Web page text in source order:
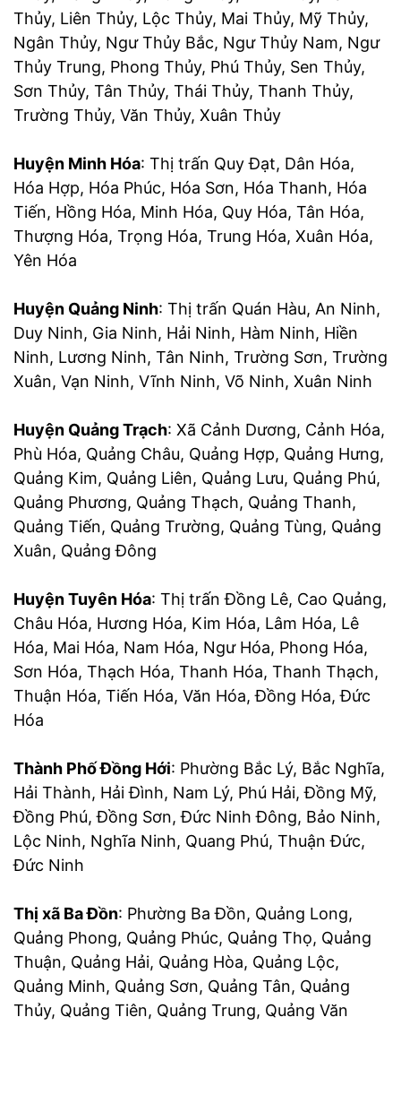
Thủy, Liên Thủy, Lộc Thủy, Mai Thủy, Mỹ Thủy,
Ngân Thủy, Ngư Thủy Bắc, Ngư Thủy Nam, Ngư
Thủy Trung, Phong Thủy, Phú Thủy, Sen Thủy,
Sơn Thủy, Tân Thủy, Thái Thủy, Thanh Thủy,
Trường Thủy, Văn Thủy, Xuân Thủy
Huyện Minh Hóa: Thị trấn Quy Đạt, Dân Hóa,
Hóa Hợp, Hóa Phúc, Hóa Sơn, Hóa Thanh, Hóa
Tiến, Hồng Hóa, Minh Hóa, Quy Hóa, Tân Hóa,
Thượng Hóa, Trọng Hóa, Trung Hóa, Xuân Hóa,
Yên Hóa
Huyện Quảng Ninh: Thị trấn Quán Hàu, An Ninh,
Duy Ninh, Gia Ninh, Hải Ninh, Hàm Ninh, Hiền
Ninh, Lương Ninh, Tân Ninh, Trường Sơn, Trường
Xuân, Vạn Ninh, Vĩnh Ninh, Võ Ninh, Xuân Ninh
Huyện Quảng Trạch: Xã Cảnh Dương, Cảnh Hóa,
Phù Hóa, Quảng Châu, Quảng Hợp, Quảng Hưng,
Quảng Kim, Quảng Liên, Quảng Lưu, Quảng Phú,
Quảng Phương, Quảng Thạch, Quảng Thanh,
Quảng Tiến, Quảng Trường, Quảng Tùng, Quảng
Xuân, Quảng Đông
Huyện Tuyên Hóa: Thị trấn Đồng Lê, Cao Quảng,
Châu Hóa, Hương Hóa, Kim Hóa, Lâm Hóa, Lê
Hóa, Mai Hóa, Nam Hóa, Ngư Hóa, Phong Hóa,
Sơn Hóa, Thạch Hóa, Thanh Hóa, Thanh Thạch,
Thuận Hóa, Tiến Hóa, Văn Hóa, Đồng Hóa, Đức
Hóa
Thành Phố Đồng Hới: Phường Bắc Lý, Bắc Nghĩa,
Hải Thành, Hải Đình, Nam Lý, Phú Hải, Đồng Mỹ,
Đồng Phú, Đồng Sơn, Đức Ninh Đông, Bảo Ninh,
Lộc Ninh, Nghĩa Ninh, Quang Phú, Thuận Đức,
Đức Ninh
Thị xã Ba Đồn: Phường Ba Đồn, Quảng Long,
Quảng Phong, Quảng Phúc, Quảng Thọ, Quảng
Thuận, Quảng Hải, Quảng Hòa, Quảng Lộc,
Quảng Minh, Quảng Sơn, Quảng Tân, Quảng
Thủy, Quảng Tiên, Quảng Trung, Quảng Văn